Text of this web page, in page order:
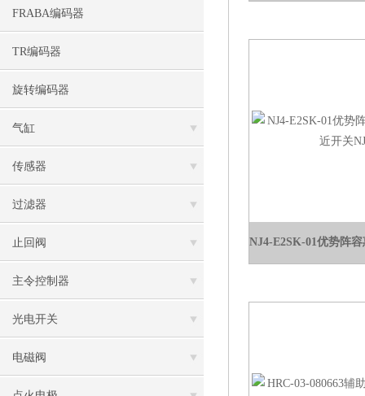
FRABA编码器
TR编码器
旋转编码器
气缸
传感器
过滤器
止回阀
主令控制器
光电开关
电磁阀